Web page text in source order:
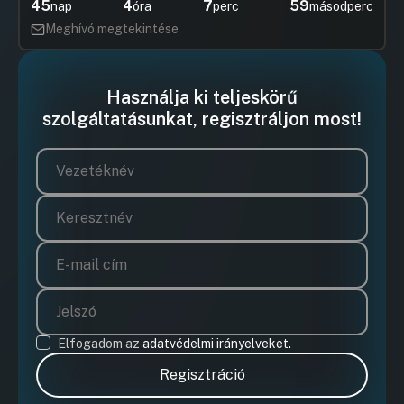
45nap 4óra 7perc 59másodperc
Meghívó megtekintése
Használja ki teljeskörű
szolgáltatásunkat, regisztráljon most!
Elfogadom az adatvédelmi irányelveket.
Regisztráció